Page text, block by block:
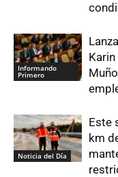
Informando
Primero
Noticia del Día
Este
km